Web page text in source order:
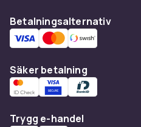
Betalningsalternativ
Säker betalning
Trygg e-handel